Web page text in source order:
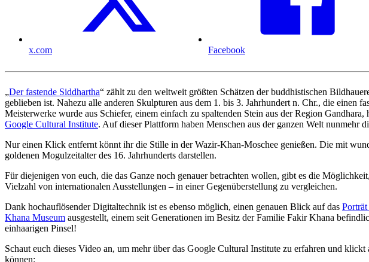
x.com Facebook
„Der fastende Siddhartha“ zählt zu den weltweit größten Schätzen der buddhistischen
geblieben ist. Nahezu alle anderen Skulpturen aus dem 1. bis 3. Jahrhundert n. Chr., die
Meisterwerke wurde aus Schiefer, einem einfach zu spaltenden Stein aus der Region
Google Cultural Institute. Auf dieser Plattform haben Menschen aus der ganzen Welt
Nur einen Klick entfernt könnt ihr die Stille in der Wazir-Khan-Moschee genießen. Die mit
goldenen Mogulzeitalter des 16. Jahrhunderts darstellen.
Für diejenigen von euch, die das Ganze noch genauer betrachten wollen, gibt es die
Vielzahl von internationalen Ausstellungen – in einer Gegenüberstellung zu vergleichen.
Dank hochauflösender Digitaltechnik ist es ebenso möglich, einen genauen Blick auf das
Khana Museum ausgestellt, einem seit Generationen im Besitz der Familie Fakir Khana
einhaarigen Pinsel!
Schaut euch dieses Video an, um mehr über das Google Cultural Institute zu erfahren und klickt
können: